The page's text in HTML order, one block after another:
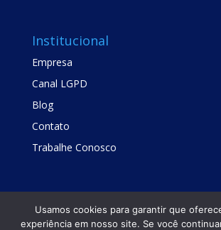
Institucional
Empresa
Canal LGPD
Blog
Contato
Trabalhe Conosco
Usamos cookies para garantir que
experiência em nosso site. Se você